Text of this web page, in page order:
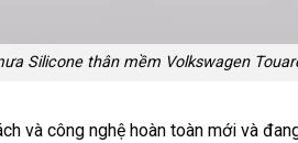
Silicone thân mềm Volkswagen
và công nghệ hoàn toàn mới và